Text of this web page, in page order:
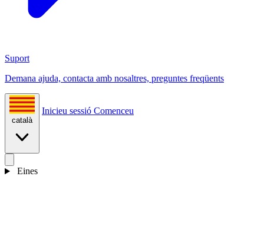
Suport
Demana ajuda, contacta amb nosaltres, preguntes freqüents
català
Inicieu sessió Comenceu
Eines